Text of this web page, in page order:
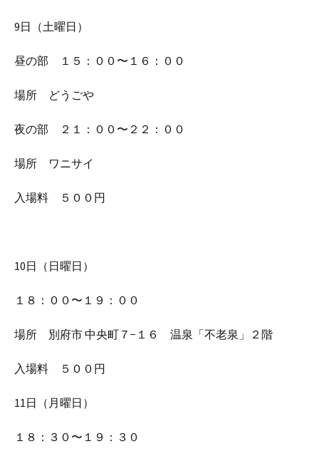
9日（土曜日）
昼の部 １５：００〜１６：００
場所 どうごや
夜の部 ２１：００〜２２：００
場所 ワニサイ
入場料 ５００円
10日（日曜日）
１８：００〜１９：００
場所 別府市 中央町７−１６ 温泉「不老泉」２階
入場料 ５００円
11日（月曜日）
１８：３０〜１９：３０